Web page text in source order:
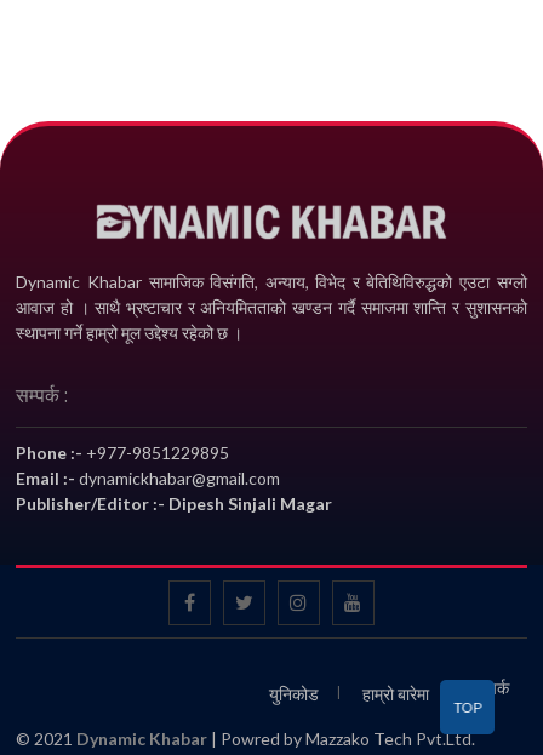
Dynamic Khabar सामाजिक विसंगति, अन्याय, विभेद­ र बेतिथिविरुद्धको एउटा सग्लो
आवाज हो । साथै भ्रष्टाचार र अनियमितताको खण्डन गर्दै समाजमा शान्ति र सुशासनको
स्थापना गर्ने हाम्रो मूल उद्देश्य रहेको छ ।
सम्पर्क :
Phone :- +977-9851229895
Email :-dynamickhabar@gmail.com
Publisher/Editor :- Dipesh Sinjali Magar
युनिकोड हाम्रो बारेमा सम्पर्क
© 2021 Dynamic Khabar | Powred by Mazzako Tech Pvt.Ltd.
TOP